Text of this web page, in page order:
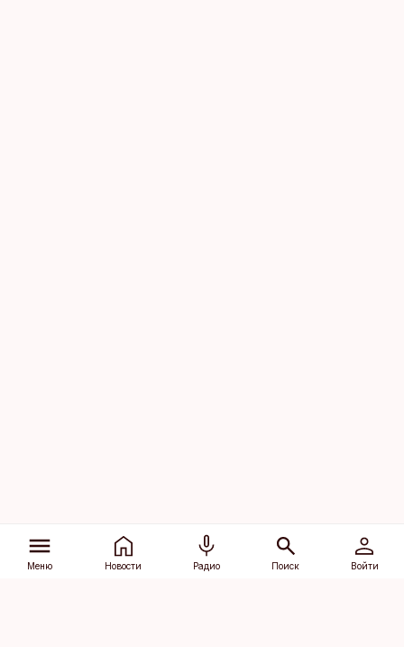
Меню Новости Радио Поиск Войти